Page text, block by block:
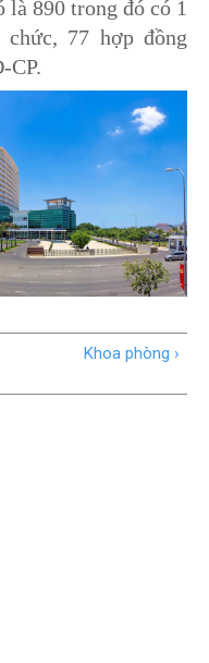
là 890 trong đó có 1
77 hợp đồng
CP.
Khoa phòng ›